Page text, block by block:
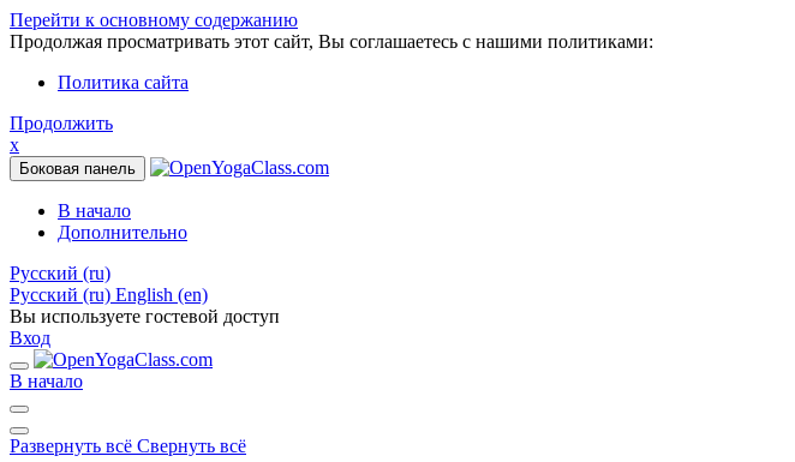
Перейти к основному содержанию
Продолжая просматривать этот сайт, Вы соглашаетесь с нашими политиками:
Политика сайта
Продолжить
x
Боковая панель
В начало
Дополнительно
Русский ‎(ru)‎
Русский ‎(ru)‎ English ‎(en)‎
Вы используете гостевой доступ
Вход
В начало
Развернуть всё Свернуть всё